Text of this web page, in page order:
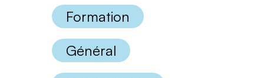
Formation
Général